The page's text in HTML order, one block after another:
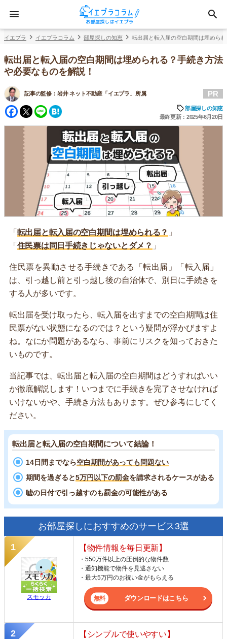
イエプラ イエプラコラム 部屋探しの知恵 転出届と転入届の空白期間は埋めら
転出届と転入届の空白期間は埋められる？手続き方法
や必要なものを解説！
記事の監修： 岩井 ネット不動産「イエプラ」所属
Facebook
Twitter
Line
PR
部屋探しの知恵
最終更新：2025年6月20日
「 転出届と転入届の空白期間は埋められる？ 」
「 住民票は同日手続きじゃないとダメ？ 」
住民票を異動させる手続きである「転出届」「転入届」
は、引っ越し前と引っ越し後の自治体で、別日に手続きを
する人が多いです。
転出届を受け取ったら、転入届を出すまでの空白期間は住
民票がない状態になるのでは？という疑問が浮かびますよ
ね。なにか問題があるなら、事前にリスクを知っておきた
いものです。
当記事では、転出届と転入届の空白期間はどうすればいい
か徹底解説します！いつまでに手続きを完了させなければ
いけないかや、手続き方法もあります。ぜひ参考にしてく
ださい。
転出届と転入届の空白期間について結論！
14日間までなら空白期間があっても問題ない
期間を過ぎると5万円以下の罰金を請求されるケースがある
嘘の日付で引っ越すのも罰金の可能性がある
お部屋探しにおすすめのサービス3選
スモッカ
【物件情報を毎日更新】
・550万件以上の圧倒的な物件数
・通知機能で物件を見逃さない
・最大5万円のお祝い金がもらえる
ダウンロードはこちら
【シンプルで使いやすい】